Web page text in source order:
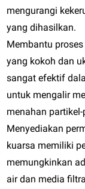
mengurangi
yang dihasilkan.
Membantu
yang kokoh dan
sangat efektif
untuk mengalir
menahan
Menyediakan
kuarsa memiliki
memungkinkan
air dan media